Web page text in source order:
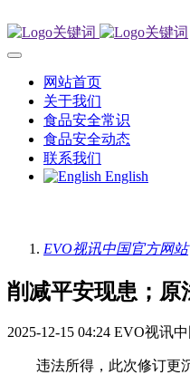
网站首页
关于我们
食品安全常识
食品安全动态
联系我们
English
EVO视讯中国官方网站
削减平安现患；原
2025-12-15 04:24 EVO视讯
违法所得，此次修订更沉